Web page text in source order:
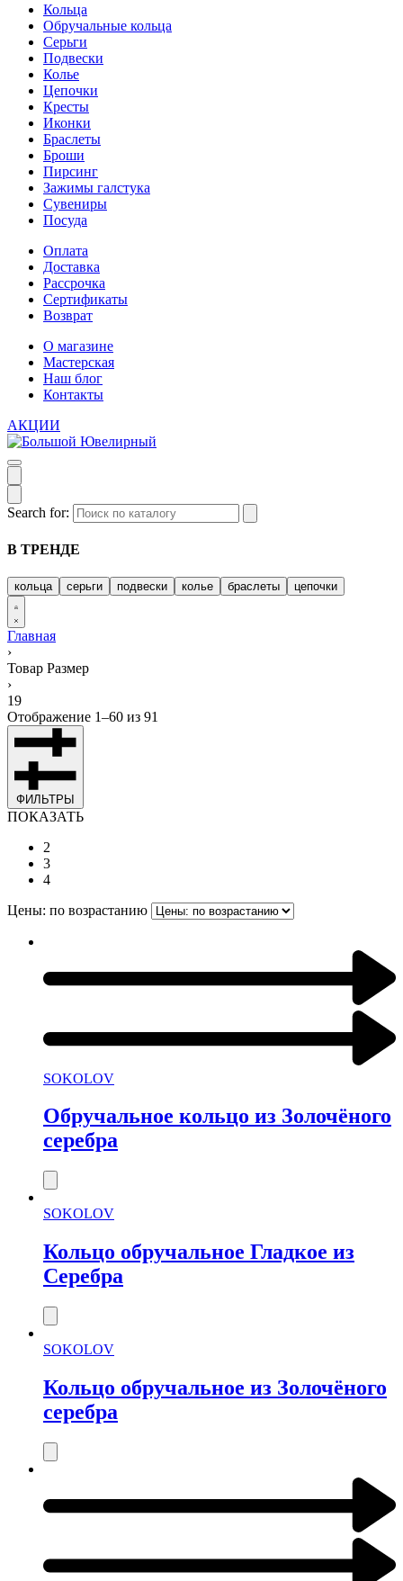
Кольца
Обручальные кольца
Серьги
Подвески
Колье
Цепочки
Кресты
Иконки
Браслеты
Броши
Пирсинг
Зажимы галстука
Сувениры
Посуда
Оплата
Доставка
Рассрочка
Сертификаты
Возврат
О магазине
Мастерская
Наш блог
Контакты
АКЦИИ
Search for:
В ТРЕНДЕ
кольца серьги подвески колье браслеты цепочки
Главная
›
Товар Размер
›
19
Отображение 1–60 из 91
ФИЛЬТРЫ
ПОКАЗАТЬ
2
3
4
Цены: по возрастанию
SOKOLOV
Обручальное кольцо из Золочёного
серебра
SOKOLOV
Кольцо обручальное Гладкое из
Серебра
SOKOLOV
Кольцо обручальное из Золочёного
серебра